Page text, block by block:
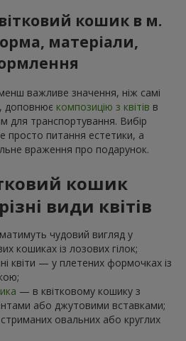
кошик в м.
матеріали,
важливе значення, ніж самі
доповнює композицію з квітів в
для транспортування. Вибір
просто питання естетики, а
враження про подарунок.
кошик
види квітів
матимуть чудовий вигляд у
кошиках із лозових гілок;
квіти — у плетених формочках із
— в квітковому кошику з
або джутовими вставками;
овальних або круглих